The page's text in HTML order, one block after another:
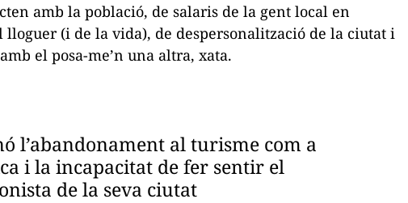
amb la població, de salaris de la gent local en
lloguer (i de la vida), de despersonalització de la ciutat i
amb el posa-me’n una altra, xata.
l’abandonament al turisme com a
i la incapacitat de fer sentir el
de la seva ciutat